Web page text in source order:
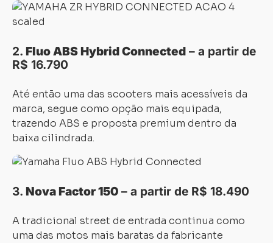
2. Fluo ABS Hybrid Connected – a partir de
R$ 16.790
Até então uma das scooters mais acessíveis da
marca, segue como opção mais equipada,
trazendo ABS e proposta premium dentro da
baixa cilindrada.
3. Nova Factor 150 – a partir de R$ 18.490
A tradicional street de entrada continua como
uma das motos mais baratas da fabricante